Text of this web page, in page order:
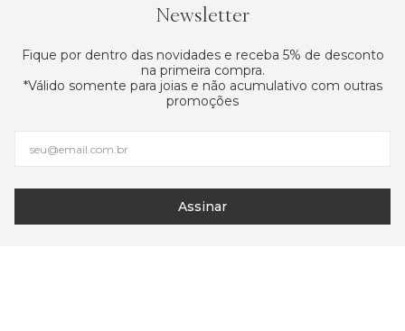
Newsletter
Fique por dentro das novidades e receba 5% de desconto
na primeira compra.
*Válido somente para joias e não acumulativo com outras
promoções
Assinar